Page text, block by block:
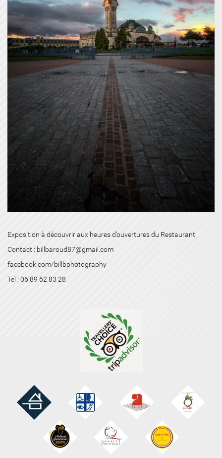
Exposition à découvrir aux heures d’ouvertures du Restaurant.
Contact : billbaroud87@gmail.com
facebook.com/billbphotography
Tel : 06 89 62 83 28